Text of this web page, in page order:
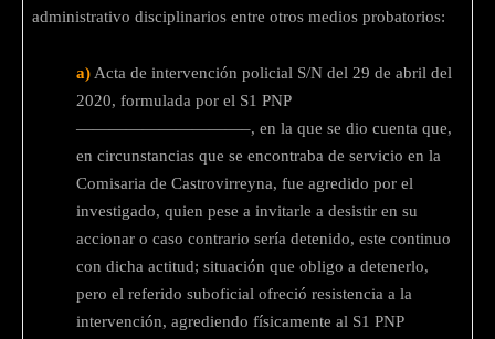
administrativo disciplinarios entre otros medios probatorios:
a) Acta de intervención policial S/N del 29 de abril del
2020, formulada por el S1 PNP
——————————–, en la que se dio cuenta que,
en circunstancias que se encontraba de servicio en la
Comisaria de Castrovirreyna, fue agredido por el
investigado, quien pese a invitarle a desistir en su
accionar o caso contrario sería detenido, este continuo
con dicha actitud; situación que obligo a detenerlo,
pero el referido suboficial ofreció resistencia a la
intervención, agrediendo físicamente al S1 PNP